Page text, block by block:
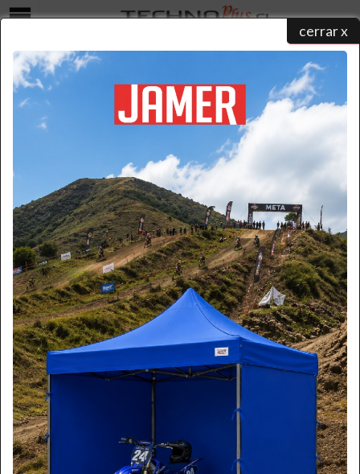
cerrar x
CONTENEDOR DE RESIDUOS PLASTICO CON RUEDAS
VERDE 120 LTS.
home/catálogo de productos/basureros contenedores plásticos/ contenedor de residuos
plastico con ruedas...